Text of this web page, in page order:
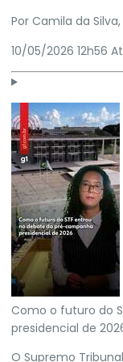
Por Camila da Silva,
10/05/2026 12h56
Como o futuro do
presidencial de
O Supremo